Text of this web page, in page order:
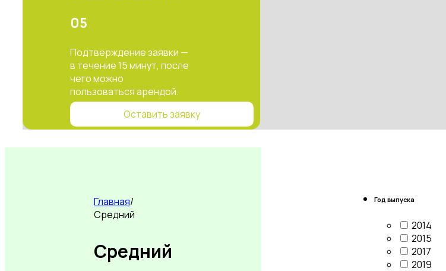
05
Подтверждение заявки —
в течение 15 минут, после
чего можно
пользоваться арендой.
Оставить заявку
Главная/
Средний
Средний
Год выпуска
2014
2015
2017
2019